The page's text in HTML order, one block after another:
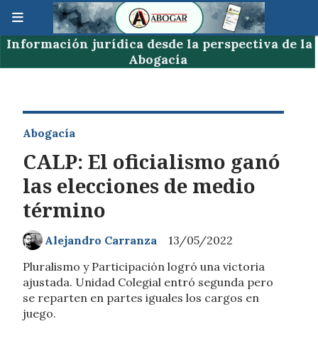
Información jurídica desde la perspectiva de la
Abogacía
CALP: El oficialismo ganó
las elecciones de medio
término
Pluralismo y Participación logró una victoria
ajustada. Unidad Colegial entró segunda pero
se reparten en partes iguales los cargos en
juego.
Abogacía
13/05/2022
Alejandro Carranza